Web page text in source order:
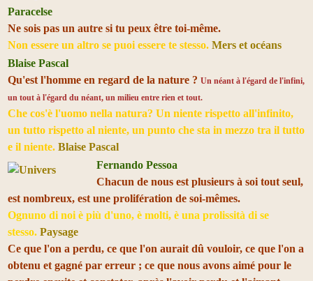
Paracelse
Ne sois pas un autre si tu peux être toi-même.
Non essere un altro se puoi essere te stesso. Mers et océans
Blaise Pascal
Qu'est l'homme en regard de la nature ? Un néant à l'égard de l'infini,
un tout à l'égard du néant, un milieu entre rien et tout.​
Che cos'è l'uomo nella natura? Un niente rispetto all'infinito,
un tutto rispetto al niente, un punto che sta in mezzo tra il tutto
e il niente. Blaise Pascal
Fernando Pessoa
Chacun de nous est plusieurs à soi tout seul,
est nombreux, est une prolifération de soi-mêmes.
Ognuno di noi è più d'uno, è molti, è una prolissità di se
stesso. Paysage
Ce que l'on a perdu, ce que l'on aurait dû vouloir, ce que l'on a
obtenu et gagné par erreur ; ce que nous avons aimé pour le